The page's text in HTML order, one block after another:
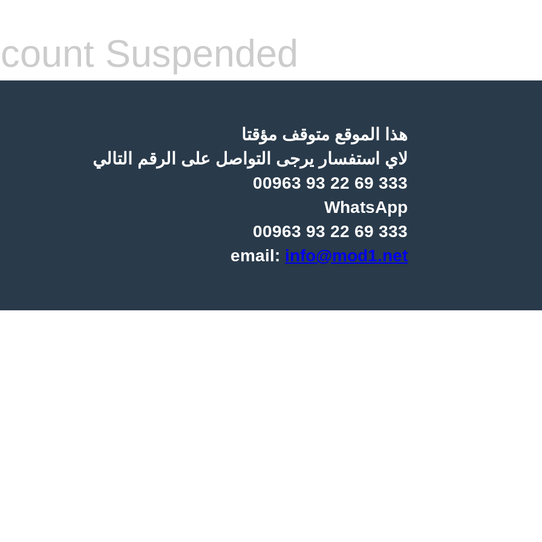
Suspended
هذا الموقع متوقف مؤقتا
لاي استفسار يرجى التواصل على الرقم التالي
00963 93 22 69 333
WhatsApp
00963 93 22 69 333
email: info@mod1.net